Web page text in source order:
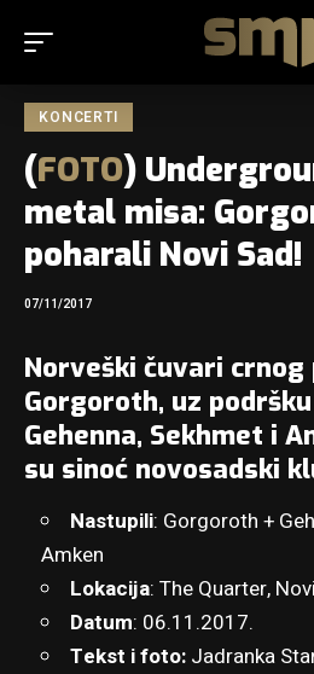
KONCERTI
(FOTO)
metal misa:
poharali Novi Sad!
07/11/2017
Norveški čuvari crnog
Gorgoroth, uz
Gehenna, Sekhmet i
su sinoć novosadski
Nastupili: Gorgoroth +
Amken
Lokacija: The Quarter,
Datum: 06.11.2017.
Tekst i foto: Jadranka